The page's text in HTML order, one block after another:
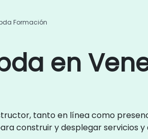
Formación
en
tanto en línea como
construir y desplegar servicios y